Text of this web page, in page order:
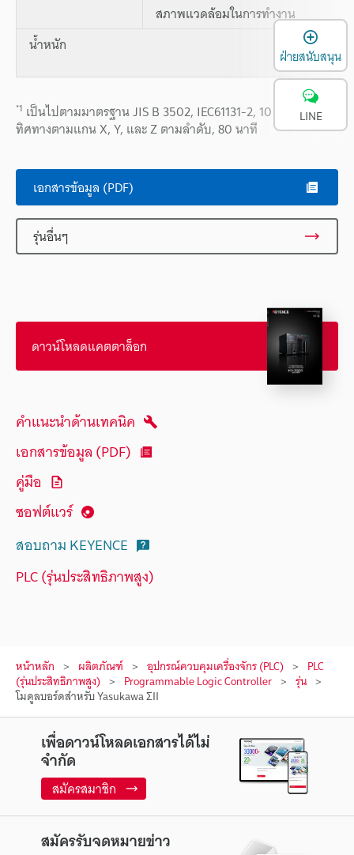
สภาพแวดล้อมในการทำงาน
น้ำหนัก
*1 เป็นไปตามมาตรฐาน JIS B 3502, IEC61131-2, 10 ครั้งใน
ทิศทางตามแกน X, Y, และ Z ตามลำดับ, 80 นาที
เอกสารข้อมูล (PDF)
รุ่นอื่นๆ
ดาวน์โหลดแคตตาล็อก
คำแนะนำด้านเทคนิค
เอกสารข้อมูล (PDF)
คู่มือ
ซอฟต์แวร์
สอบถาม KEYENCE
PLC (รุ่นประสิทธิภาพสูง)
หน้าหลัก ผลิตภัณฑ์ อุปกรณ์ควบคุมเครื่องจักร (PLC) PLC
(รุ่นประสิทธิภาพสูง) Programmable Logic Controller รุ่น
โมดูลบอร์ดสำหรับ Yasukawa ΣII
เพื่อดาวน์โหลดเอกสารได้ไม่
จำกัด
สมัครสมาชิก
สมัครรับจดหมายข่าว
ฝ่ายสนับสนุน
LINE